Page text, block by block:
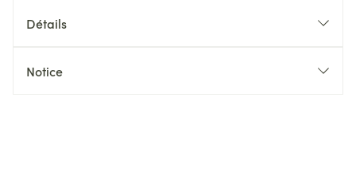
Détails
Notice